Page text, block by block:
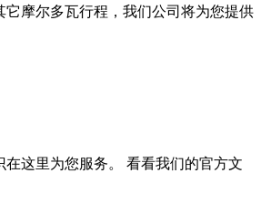
它摩尔多瓦行程，我们公司将为您提供
在这里为您服务。 看看我们的官方文